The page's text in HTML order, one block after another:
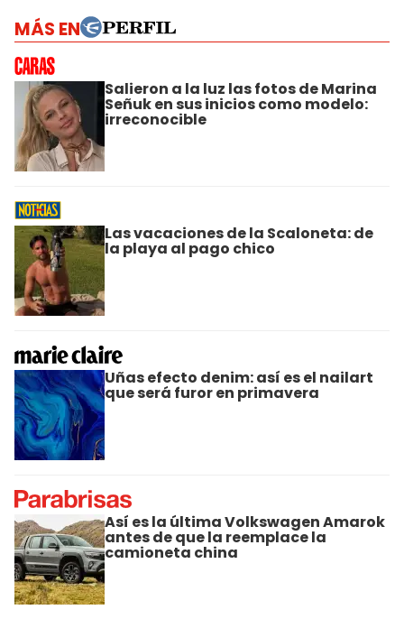
MÁS EN
Salieron a la luz las fotos de Marina
Señuk en sus inicios como modelo:
irreconocible
Las vacaciones de la Scaloneta: de
la playa al pago chico
Uñas efecto denim: así es el nailart
que será furor en primavera
Así es la última Volkswagen Amarok
antes de que la reemplace la
camioneta china